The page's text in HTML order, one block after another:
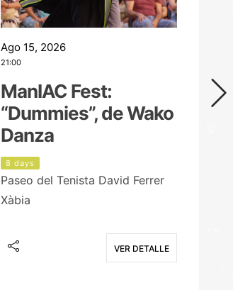
Ago 15, 2026
21:00
ManIAC Fest:
“Dummies”, de Wako
Danza
8 days
Paseo del Tenista David Ferrer
Xàbia
VER DETALLE